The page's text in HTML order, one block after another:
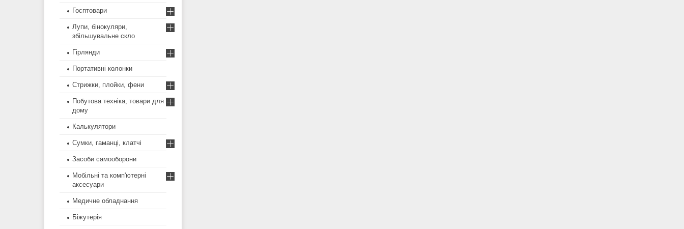
Госптовари
Лупи, бінокуляри,
збільшувальне скло
Гірлянди
Портативні колонки
Стрижки, плойки, фени
Побутова техніка, товари для
дому
Калькулятори
Сумки, гаманці, клатчі
Засоби самооборони
Мобільні та комп'ютерні
аксесуари
Медичне обладнання
Біжутерія